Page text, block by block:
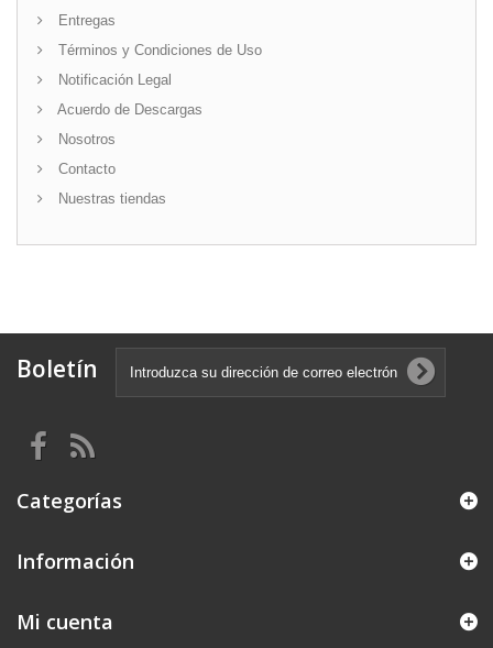
Entregas
Términos y Condiciones de Uso
Notificación Legal
Acuerdo de Descargas
Nosotros
Contacto
Nuestras tiendas
Boletín
Categorías
Información
Mi cuenta